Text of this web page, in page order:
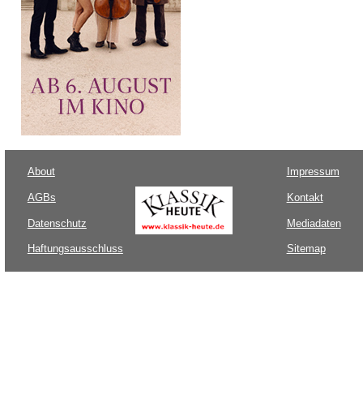
About
AGBs
Datenschutz
Haftungsausschluss
Impressum
Kontakt
Mediadaten
Sitemap